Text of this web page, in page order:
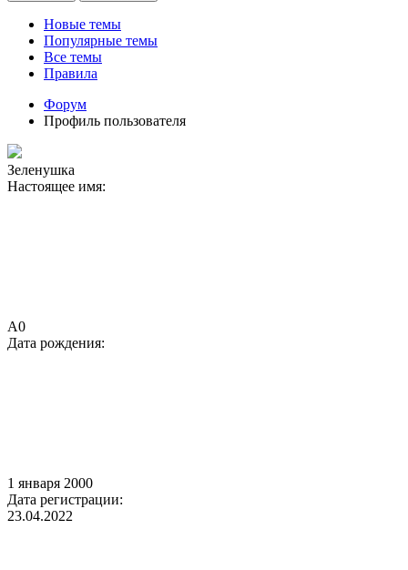
Новые темы
Популярные темы
Все темы
Правила
Форум
Профиль пользователя
Зеленушка
Настоящее имя:
А0
Дата рождения:
1 января 2000
Дата регистрации:
23.04.2022